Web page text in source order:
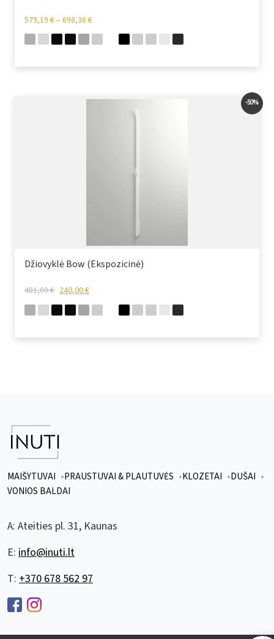
579,19 €– 698,36 €
-50%
Džiovyklė Bow (Ekspozicinė)
481,00€ 240,00€
MAIŠYTUVAI PRAUSTUVAI & PLAUTUVĖS KLOZETAI
DUŠAI
VONIOS BALDAI
A: Ateities pl. 31, Kaunas
E: info@inuti.lt
T: +370 678 562 97